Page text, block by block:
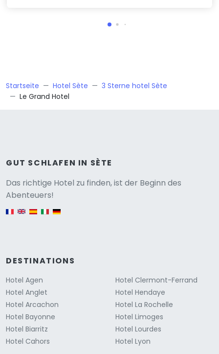
Startseite Hotel Sète
3 Sterne hotel Sète
Le Grand Hotel
GUT SCHLAFEN IN SÈTE
Das richtige Hotel zu finden, ist der Beginn des
Abenteuers!
English version
DESTINATIONS
Hotel Agen
Hotel Anglet
Hotel Arcachon
Hotel Bayonne
Hotel Biarritz
Hotel Cahors
Hotel Clermont-Ferrand
Hotel Hendaye
Hotel La Rochelle
Hotel Limoges
Hotel Lourdes
Hotel Lyon